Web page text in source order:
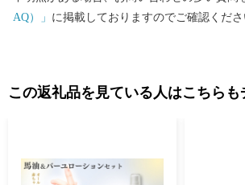
AQ）」 に掲載しておりますのでご確認くださ
この返礼品を見ている人はこちらも